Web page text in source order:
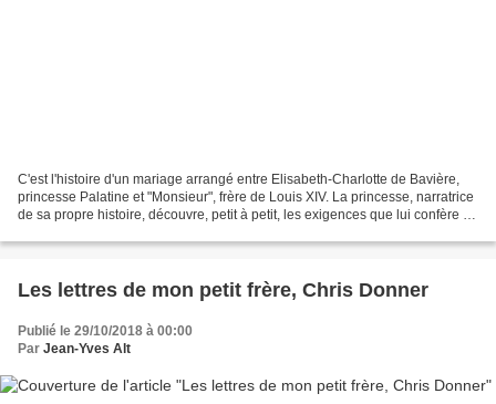
C'est l'histoire d'un mariage arrangé entre Elisabeth-Charlotte de Bavière,
princesse Palatine et "Monsieur", frère de Louis XIV. La princesse, narratrice
de sa propre histoire, découvre, petit à petit, les exigences que lui confère ce
Les lettres de mon petit frère, Chris Donner
Publié le 29/10/2018 à 00:00
Par Jean-Yves Alt